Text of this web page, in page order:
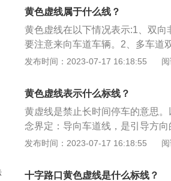
时，转弯车辆和直行车辆有一定阻
塞”的情况，所以需要在路口设置
弯必须在导向线内侧有序行驶。
黄色虚线属于什么线？
黄色虚线在以下情况表示:1、双
要注意来向车道车辆。2、多车道
线一侧车辆是可以越线行驶，而
车辆行进。5、画于路段中时：用
车行道的边缘。
发布时间：2023-07-17 16:18:55
黄色虚线表示什么标线？
黄虚线是禁止长时间停车的意思
念界定：导向车道线，是引导方
所指方向行驶。在车流量大的交
导向车道线不同，导向车道线行
发布时间：2023-07-17 16:18:55
十字路口黄色虚线是什么标线？